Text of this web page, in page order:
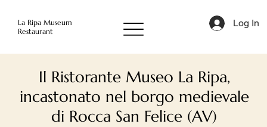
La Ripa Museum
Restaurant
Log In
Il Ristorante Museo La Ripa,
incastonato nel borgo medievale
di Rocca San Felice (AV)